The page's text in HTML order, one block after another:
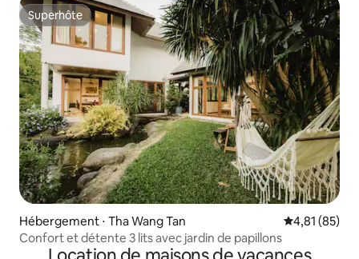
Superhôte
Superhôte
Hébergement ⋅ Tha Wang Tan Évaluation
4,81 (85)
Confort et détente 3 lits avec jardin de papillons